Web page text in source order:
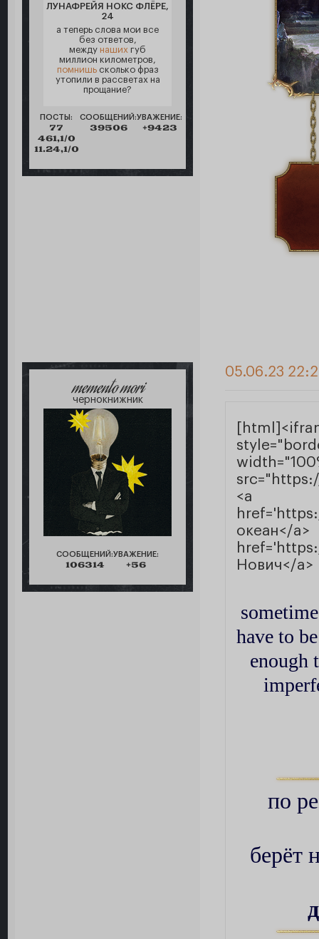
ЛУНАФРЕЙЯ НОКС ФЛЁРЕ,
24
а теперь слова мои все
без ответов,
между наших губ
миллион километров,
помнишьсколько фраз
утопили в рассветах на
прощание?
ПОСТЫ:
77
461,1/0
11.24,1/0
СООБЩЕНИЙ:
39506
УВАЖЕНИЕ:
+9423
memento mori
чернокнижник
СООБЩЕНИЙ:
106314
УВАЖЕНИЕ:
+56
05.06.23
<a
Нович</
have to
enough
по
берёт